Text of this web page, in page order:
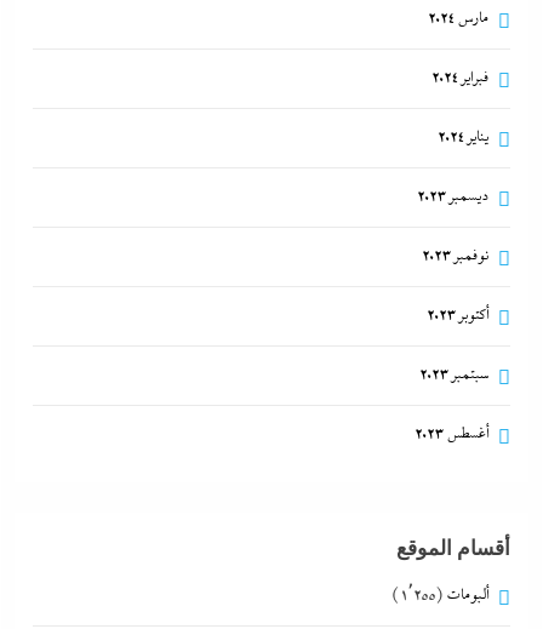
مارس 2024
فبراير 2024
يناير 2024
ديسمبر 2023
نوفمبر 2023
أكتوبر 2023
سبتمبر 2023
أغسطس 2023
أقسام الموقع
ألبومات (1٬255)